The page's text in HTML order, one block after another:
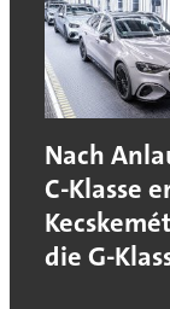
Nach
C-Klasse
die G-